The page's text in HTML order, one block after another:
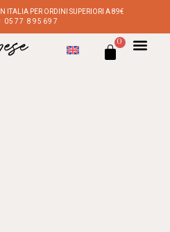
ITALIA PER ORDINI SUPERIORI A 89€
0577 895697
0